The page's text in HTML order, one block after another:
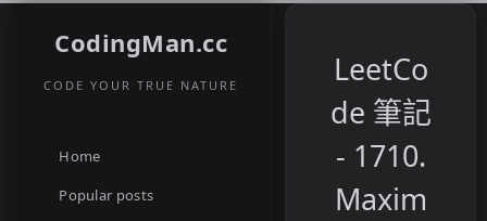
CodingMan.cc
CODE YOUR TRUE NATURE
Home
Popular posts
LeetCo
de 筆記
- 1710.
Maxim